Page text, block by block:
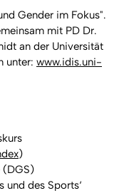
Gender im Fokus".
mit PD Dr.
an der Universität
unter: www.idis.uni-
)
(DGS)
und des Sports‘